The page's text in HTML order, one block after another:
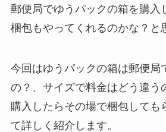
郵便局でゆうパックの箱を購入
梱包もやってくれるのかな？と
今回はゆうパックの箱は郵便局
の？、サイズで料金はどう違う
購入したらその場で梱包しても
て詳しく紹介します。